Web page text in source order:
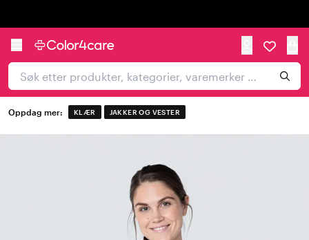
Oppdag mer: KLÆR JAKKER OG VESTER